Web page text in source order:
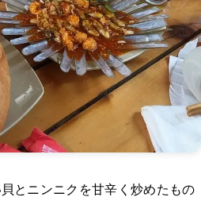
とニンニクを甘辛く炒めたもの